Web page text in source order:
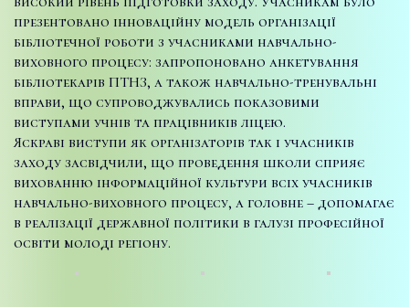
презентовано інноваційну модель організації
бібліотечної роботи з учасниками навчально-
виховного процесу: запропоновано анкетування
бібліотекарів ПТНЗ, а також навчально-тренувальні
вправи, що супроводжувались показовими
виступами учнів та працівників ліцею.
Яскраві виступи як організаторів так і учасників
заходу засвідчили, що проведення школи сприяє
вихованню інформаційної культури всіх учасників
навчально-виховного процесу, а головне – допомагає
в реалізації державної політики в галузі професійної
освіти молоді регіону.